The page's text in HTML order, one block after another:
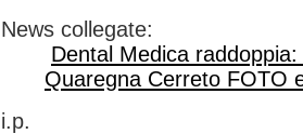
News collegate:
Dental Medica
Quaregna Cerreto FOTO
i.p.